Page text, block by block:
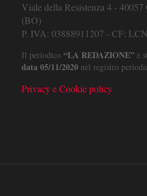
Viale della Resistenza 4 -
(BO)
P. IVA: 03888911207 - CF:
Il periodico “LA REDAZIONE”è
data 05/11/2020nel registro
Privacy e Cookie policy